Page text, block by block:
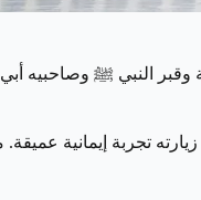
وقبر النبي ﷺ وصاحبيه
تجربة إيمانية عميقة.